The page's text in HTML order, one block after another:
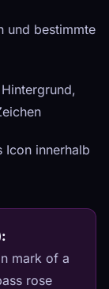
und bestimmte
Icon innerhalb
mark of a
rose